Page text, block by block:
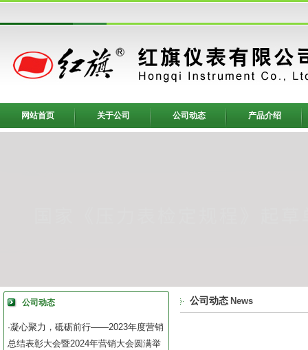
网站首页 关于公司 公司动态 产品介绍
公司动态
·凝心聚力，砥砺前行——2023年度营销
总结表彰大会暨2024年营销大会圆满举
公司动态 News